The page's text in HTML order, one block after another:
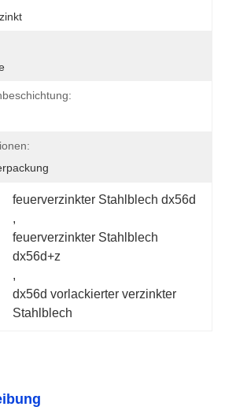
feuerverzinkter Stahlblech dx56d
,
feuerverzinkter Stahlblech
dx56d+z
,
dx56d vorlackierter verzinkter
Stahlblech